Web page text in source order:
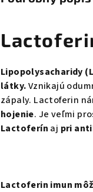
Lipopolysacharidy
látky.Vznikajú
zápaly. Lactoferin
hojenie. Je veľmi
Lactoferín aj pri
Lactoferin imun